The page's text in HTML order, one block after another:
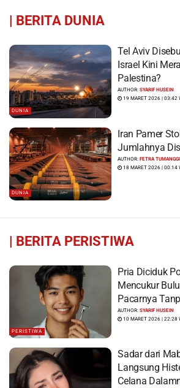
| BERITA DUNIA
DUNIA
Tel Aviv
Israel Kini
Palestina?
AUTHOR:SYARIF HUSEIN
19 MARET 2026 | 03:42
DUNIA
Iran Pamer
Jumlahnya
AUTHOR:FETRA
18 MARET 2026 | 00:14
| BERITA PERISTIWA
PERISTIWA
Pria Diciduk
Mencukur
Pacarnya
Korban Syok
AUTHOR:SYARIF HUSEIN
10 MARET 2026 | 22:28
Sadar dari
Langsung
Celana